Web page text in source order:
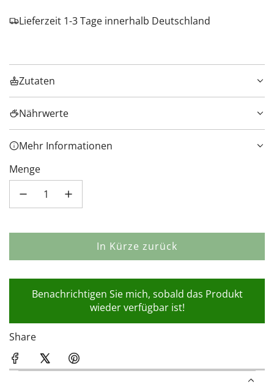
Lieferzeit 1-3 Tage innerhalb Deutschland
Zutaten
Nährwerte
Mehr Informationen
Menge
In Kürze zurück
L
e
n
Benachrichtigen Sie mich, sobald das Produkt
wieder verfügbar ist!
Share